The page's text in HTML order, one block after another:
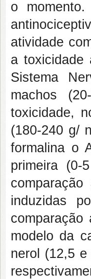
o
atividade
a toxicidade
Sistema
machos
toxicidade,
(180-240 g/
formalina o
primeira
induzidas
modelo da
nerol (12,5